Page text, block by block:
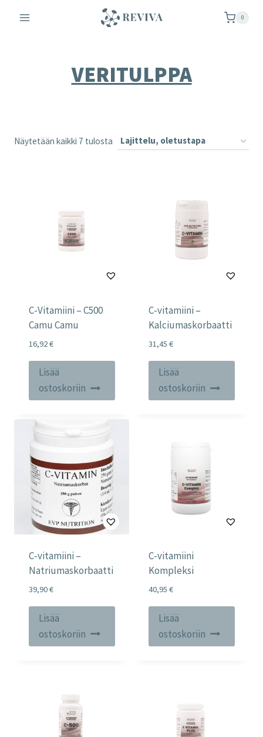
sisältöön
0
VERITULPPA
Näytetään kaikki 7 tulosta
C-Vitamiini – C500
Camu Camu
16,92€
Lisää
ostoskoriin
C-vitamiini –
Kalciumaskorbaatti
31,45 €
Lisää
ostoskoriin
C-vitamiini –
Natriumaskorbaatti
39,90€
Lisää
ostoskoriin
C-vitamiini
Kompleksi
40,95 €
Lisää
ostoskoriin